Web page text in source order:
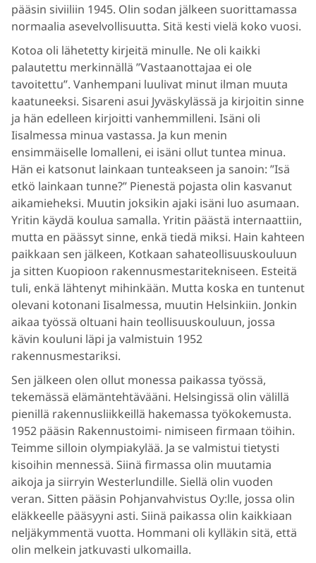
pääsin siviiliin 1945. Olin sodan jälkeen suorittamassa
normaalia asevelvollisuutta. Sitä kesti vielä koko vuosi.
Kotoa oli lähetetty kirjeitä minulle. Ne oli kaikki
palautettu merkinnällä ”Vastaanottajaa ei ole
tavoitettu”. Vanhempani luulivat minut ilman muuta
kaatuneeksi. Sisareni asui Jyväskylässä ja kirjoitin sinne
ja hän edelleen kirjoitti vanhemmilleni. Isäni oli
Iisalmessa minua vastassa. Ja kun menin
ensimmäiselle lomalleni, ei isäni ollut tuntea minua.
Hän ei katsonut lainkaan tunteakseen ja sanoin: ”Isä
etkö lainkaan tunne?” Pienestä pojasta olin kasvanut
aikamieheksi. Muutin joksikin ajaki isäni luo asumaan.
Yritin käydä koulua samalla. Yritin päästä internaattiin,
mutta en päässyt sinne, enkä tiedä miksi. Hain kahteen
paikkaan sen jälkeen, Kotkaan sahateollisuuskouluun
ja sitten Kuopioon rakennusmestaritekniseen. Esteitä
tuli, enkä lähtenyt mihinkään. Mutta koska en tuntenut
olevani kotonani Iisalmessa, muutin Helsinkiin. Jonkin
aikaa työssä oltuani hain teollisuuskouluun, jossa
kävin kouluni läpi ja valmistuin 1952
rakennusmestariksi.
Sen jälkeen olen ollut monessa paikassa työssä,
tekemässä elämäntehtävääni. Helsingissä olin välillä
pienillä rakennusliikkeillä hakemassa työkokemusta.
1952 pääsin Rakennustoimi- nimiseen firmaan töihin.
Teimme silloin olympiakylää. Ja se valmistui tietysti
kisoihin mennessä. Siinä firmassa olin muutamia
aikoja ja siirryin Westerlundille. Siellä olin vuoden
veran. Sitten pääsin Pohjanvahvistus Oy:lle, jossa olin
eläkkeelle pääsyyni asti. Siinä paikassa olin kaikkiaan
neljäkymmentä vuotta. Hommani oli kylläkin sitä, että
olin melkein jatkuvasti ulkomailla.